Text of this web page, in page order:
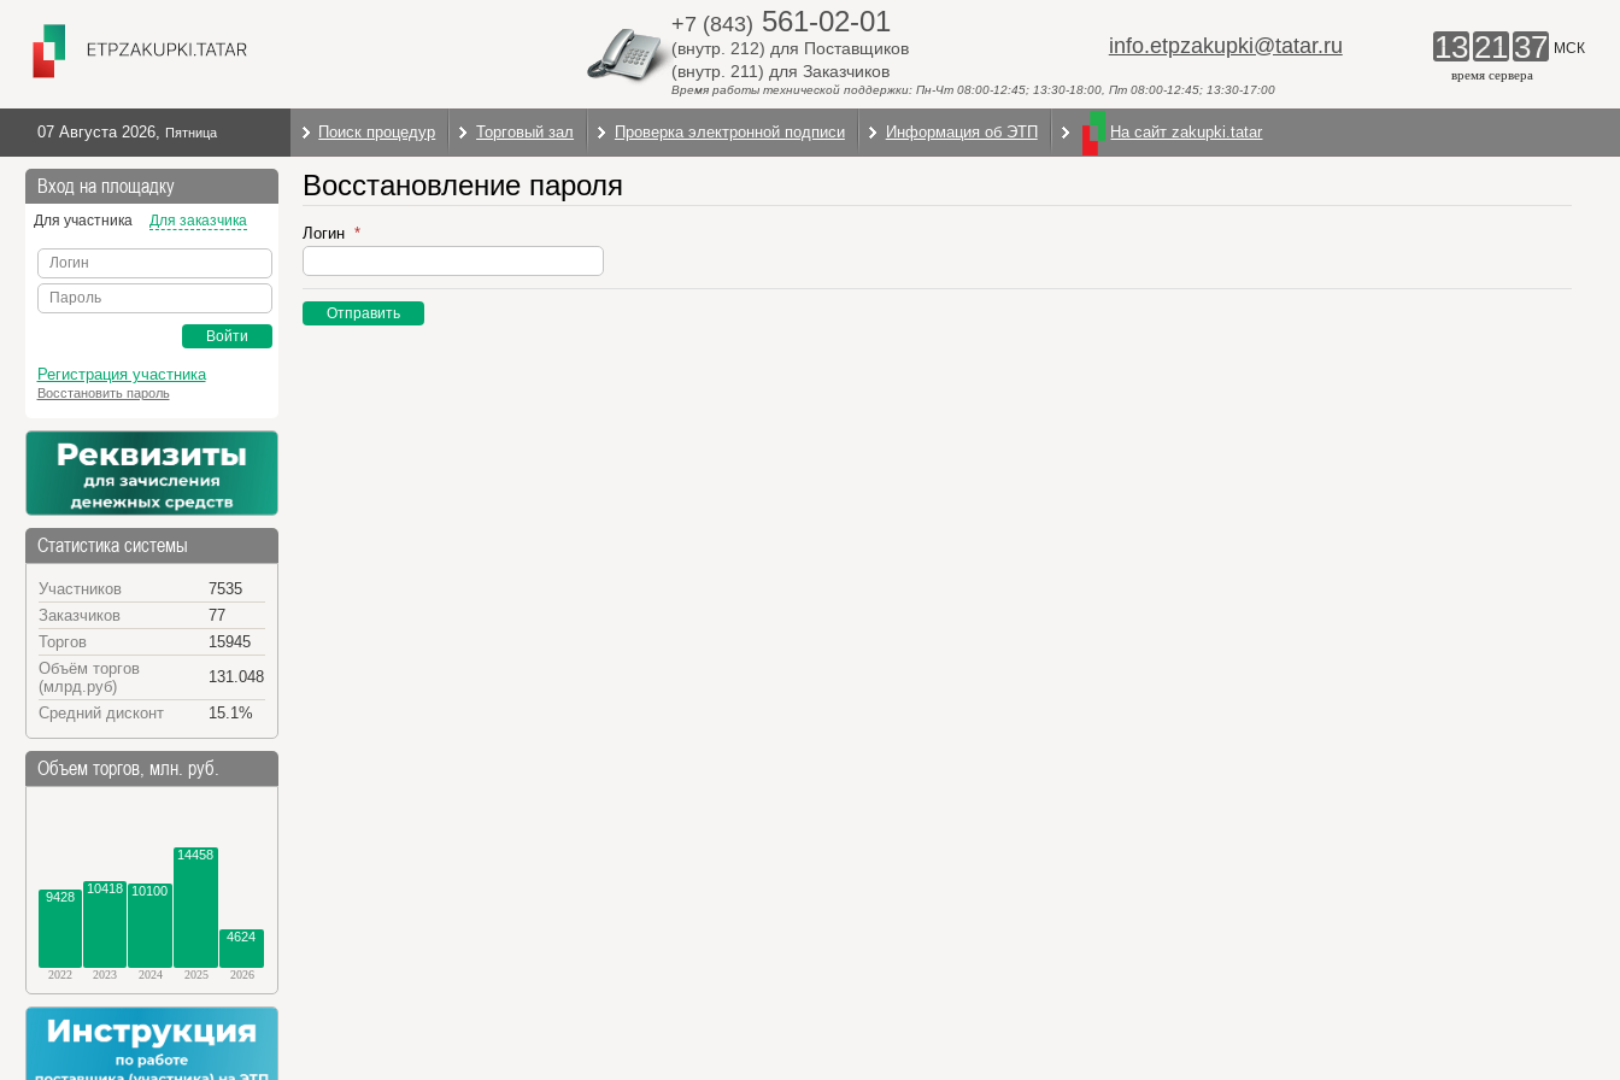
+7 (843) 561-02-01
(внутр. 212) для Поставщиков
(внутр. 211) для Заказчиков
info.etpzakupki@tatar.ru
Время работы технической поддержки: Пн-Чт 08:00-12:45; 13:30-18:00, Пт 08:00-12:45; 13:30-17:00
13 21 37 МСК
время сервера
07 Августа 2026, Пятница Поиск процедур Торговый зал Проверка электронной подписи Информация об ЭТП На сайт zakupki.tatar
Вход на площадку
Для участника Для заказчика
Логин
Пароль
Войти
Регистрация участника
Восстановить пароль
Статистика системы
Участников
7535
Заказчиков
77
Торгов
15945
Объём торгов
(млрд.руб)
131.048
Средний дисконт
15.1%
Объем торгов, млн. руб.
9428
10418 10100
14458
4624
2022 2023 2024 2025 2026
Восстановление пароля
Логин
Отправить